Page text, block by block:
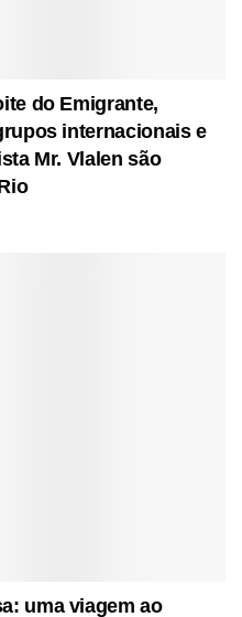
do Emigrante,
internacionais e
Mr. Vlalen são
uma viagem ao